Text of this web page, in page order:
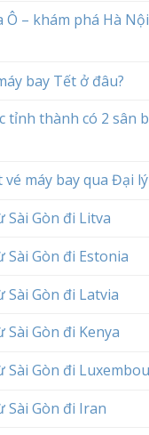
Ô – khám phá Hà
bay Tết ở đâu?
tỉnh thành có 2 sân
máy bay qua Đại lý
Sài Gòn đi Litva
Sài Gòn đi Estonia
Sài Gòn đi Latvia
Sài Gòn đi Kenya
Sài Gòn đi
Sài Gòn đi Iran